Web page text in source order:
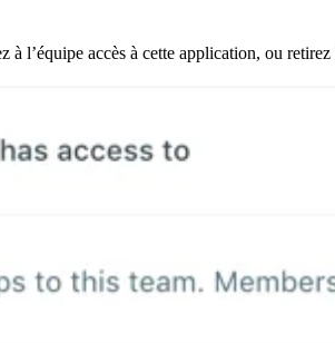
à l’équipe accès à cette application, ou retirez